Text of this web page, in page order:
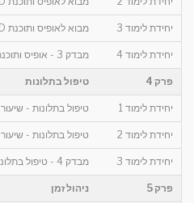
יחידת לימוד 3 מבוא לאופיס ותוכנת WORD - שיעור 3
יחידת לימוד 4 מבדק 3 - אופיס ותוכנת WORD
פרק 4 טיפול בתלונות
יחידת לימוד 1 טיפול בתלונות - שיעור 1
יחידת לימוד 2 טיפול בתלונות - שיעור 2
יחידת לימוד 3 מבדק 4 - טיפול בתלונות
פרק 5 ניהול זמן